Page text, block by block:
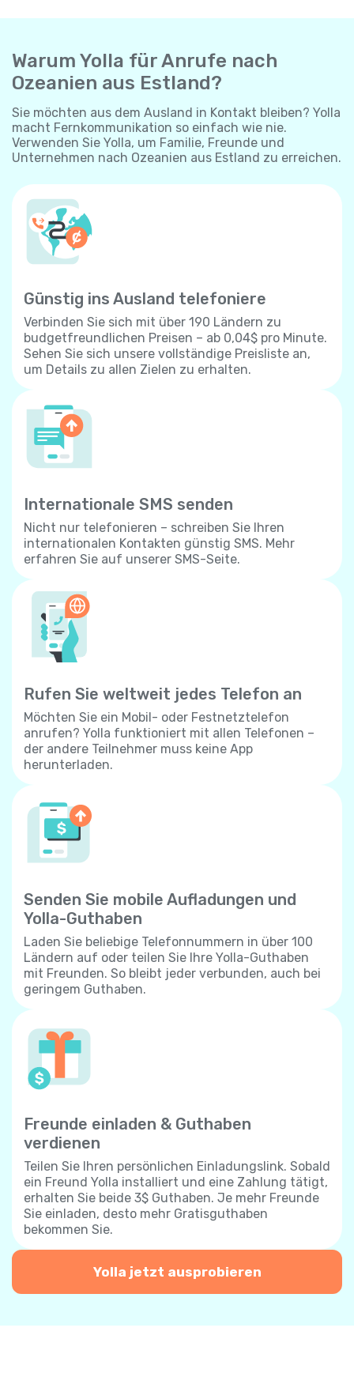
Warum Yolla für Anrufe nach
Ozeanien aus Estland?
Sie möchten aus dem Ausland in Kontakt bleiben? Yolla
macht Fernkommunikation so einfach wie nie.
Verwenden Sie Yolla, um Familie, Freunde und
Unternehmen nach Ozeanien aus Estland zu erreichen.
Günstig ins Ausland telefoniere
Verbinden Sie sich mit über 190 Ländern zu
budgetfreundlichen Preisen – ab 0,04$ pro Minute.
Sehen Sie sich unsere vollständige Preisliste an,
um Details zu allen Zielen zu erhalten.
Internationale SMS senden
Nicht nur telefonieren – schreiben Sie Ihren
internationalen Kontakten günstig SMS. Mehr
erfahren Sie auf unserer SMS-Seite.
Rufen Sie weltweit jedes Telefon an
Möchten Sie ein Mobil- oder Festnetztelefon
anrufen? Yolla funktioniert mit allen Telefonen –
der andere Teilnehmer muss keine App
herunterladen.
Senden Sie mobile Aufladungen und
Yolla-Guthaben
Laden Sie beliebige Telefonnummern in über 100
Ländern auf oder teilen Sie Ihre Yolla-Guthaben
mit Freunden. So bleibt jeder verbunden, auch bei
geringem Guthaben.
Freunde einladen & Guthaben
verdienen
Teilen Sie Ihren persönlichen Einladungslink. Sobald
ein Freund Yolla installiert und eine Zahlung tätigt,
erhalten Sie beide 3$ Guthaben. Je mehr Freunde
Sie einladen, desto mehr Gratisguthaben
bekommen Sie.
Yolla jetzt ausprobieren